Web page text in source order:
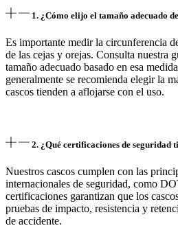
1. ¿Cómo elijo el tamaño adecuado
Es importante medir la circunferencia
de las cejas y orejas. Consulta nuestra
tamaño adecuado basado en esa
generalmente se recomienda elegir la
cascos tienden a aflojarse con el uso.
2. ¿Qué certificaciones de seguridad
Nuestros cascos cumplen con las
internacionales de seguridad, como
certificaciones garantizan que los
pruebas de impacto, resistencia y
de accidente.